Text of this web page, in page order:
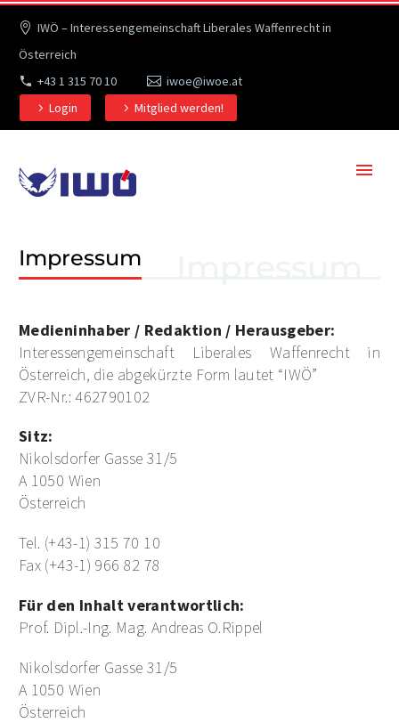
IWÖ – Interessengemeinschaft Liberales Waffenrecht in
Österreich
+43 1 315 70 10
iwoe@iwoe.at
Login
Mitglied werden!
Impressum
Medieninhaber / Redaktion / Herausgeber:
Interessengemeinschaft Liberales Waffenrecht in
Österreich, die abgekürzte Form lautet “IWÖ”
ZVR-Nr.: 462790102
Sitz:
Nikolsdorfer Gasse 31/5
A 1050 Wien
Österreich
Tel. (+43-1) 315 70 10
Fax (+43-1) 966 82 78
Für den Inhalt verantwortlich:
Prof. Dipl.-Ing. Mag. Andreas O.Rippel
Nikolsdorfer Gasse 31/5
A 1050 Wien
Österreich